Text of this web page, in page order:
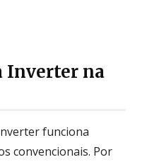
Inverter na
funciona
convencionais. Por